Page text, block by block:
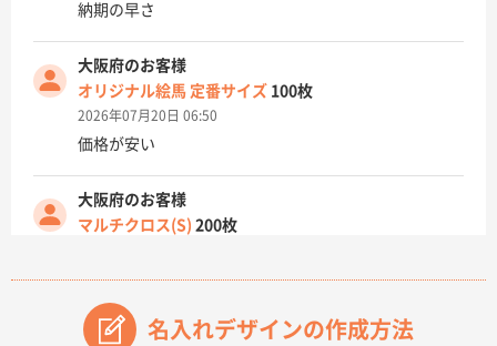
納期の早さ
大阪府のお客様
オリジナル絵馬 定番サイズ 100枚
2026年07月20日 06:50
価格が安い
大阪府のお客様
マルチクロス(S) 200枚
原稿データ流用が可能で価格が妥当なこと
兵庫県のお客様名入れデザインの作成方法